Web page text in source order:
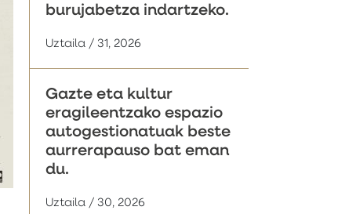
burujabetza indartzeko.
Uztaila / 31, 2026
Gazte eta kultur
eragileentzako espazio
autogestionatuak beste
aurrerapauso bat eman
du.
Uztaila / 30, 2026